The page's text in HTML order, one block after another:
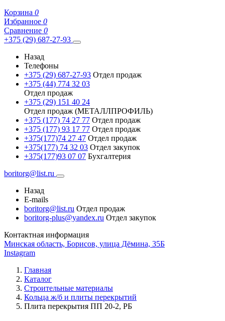
Корзина 0
Избранное 0
Сравнение 0
+375 (29) 687-27-93
Назад
Телефоны
+375 (29) 687-27-93 Отдел продаж
+375 (44) 774 32 03
Отдел продаж
+375 (29) 151 40 24
Отдел продаж (МЕТАЛЛПРОФИЛЬ)
+375 (177) 74 27 77 Отдел продаж
+375 (177) 93 17 77 Отдел продаж
+375(177)74 27 47 Отдел продаж
+375(177) 74 32 03 Отдел закупок
+375(177)93 07 07 Бухгалтерия
boritorg@list.ru
Назад
E-mails
boritorg@list.ru Отдел продаж
boritorg-plus@yandex.ru Отдел закупок
Контактная информация
Минская область, Борисов, улица Дёмина, 35Б
Instagram
Главная
Каталог
Строительные материалы
Кольца ж/б и плиты перекрытий
Плита перекрытия ПП 20-2, РБ